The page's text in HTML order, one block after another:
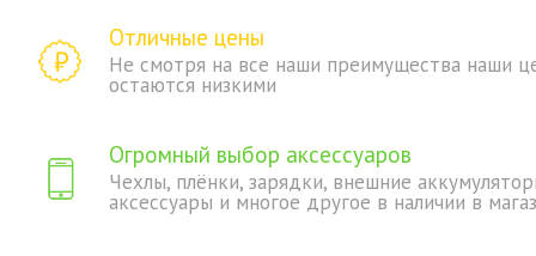
Отличные цены
Не смотря на все наши преимущества наши
остаются низкими
Огромный выбор аксессуаров
Чехлы, плёнки, зарядки, внешние
аксессуары и многое другое в наличии в